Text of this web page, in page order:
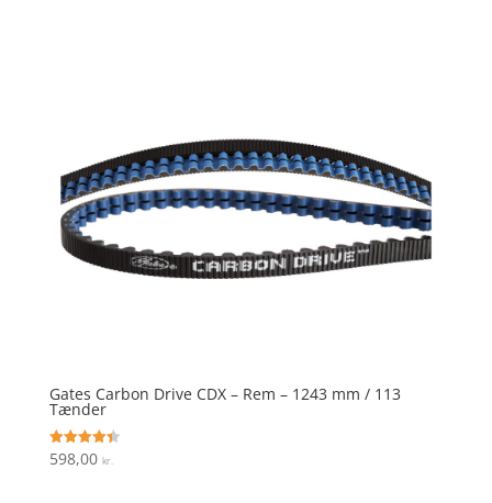
Gates Carbon Drive CDX – Rem – 1243 mm / 113
Tænder
Vurderet
4.4
598,00 kr.